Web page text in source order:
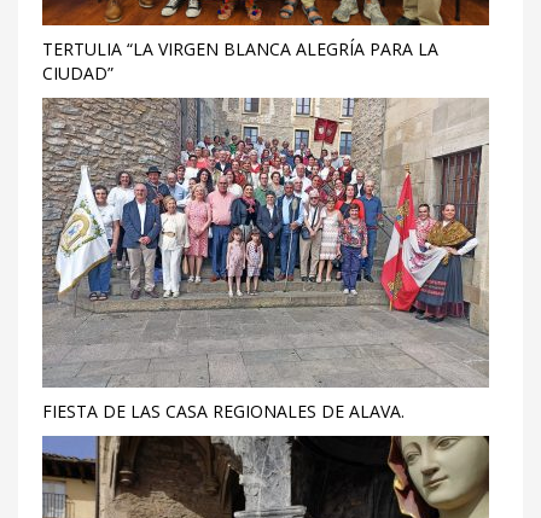
TERTULIA “LA VIRGEN BLANCA ALEGRÍA PARA LA
CIUDAD”
FIESTA DE LAS CASA REGIONALES DE ALAVA.